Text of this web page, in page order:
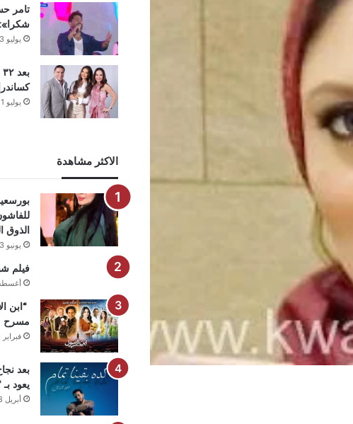
يوليو 13, 2026
يوليو 11, 2026
الاكثر مشاهدة
الذوق
يونيو 23, 2026
فيلم
أغسطس 21,
“ابن
مسرح
فبراير 6, 2026
بعد
يعود بـ
أبريل 8, 2026